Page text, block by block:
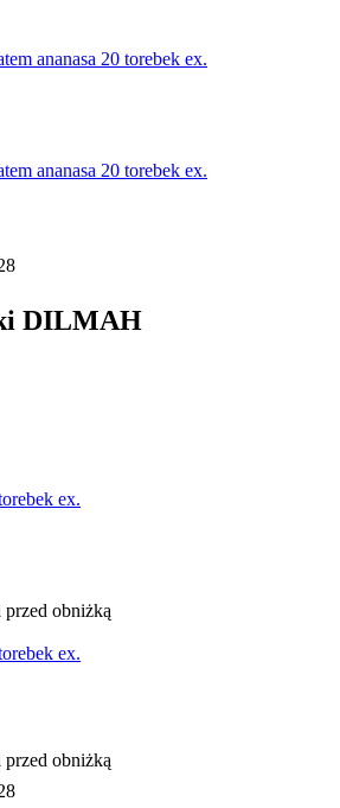
ananasa 20 torebek ex.
ananasa 20 torebek ex.
DILMAH
ex.
przed obniżką
ex.
przed obniżką